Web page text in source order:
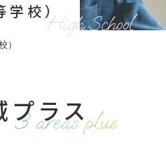
学校）
High School
）
プラス
3 areas plus